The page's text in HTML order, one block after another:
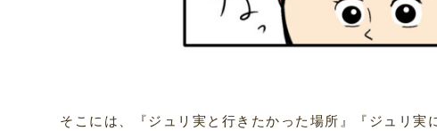
そこには、『ジュリ実と行きたかった場所』『ジュリ